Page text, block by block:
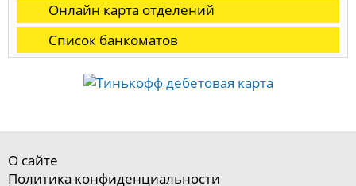
Онлайн карта отделений
Список банкоматов
О сайте
Политика конфиденциальности